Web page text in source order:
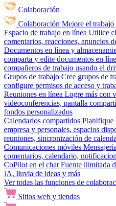
Colaboración
Colaboración Mejore el trabajo
Espacio de trabajo en línea Utilice
comentarios, reacciones, anuncios
Documentos en línea y
comparta y edite documentos en
compañeros de trabajo usando el
Grupos de trabajo Cree grupos de
configure permisos de acceso y
Reuniones en línea Logre más con
videoconferencias, pantalla
fondos personalizados
Calendarios compartidos Planifique
empresa y personales, espacios
reuniones, sincronización de
Comunicaciones móviles
comentarios, calendario,
CoPilot en el chat Fuente ilimitada
IA, lluvia de ideas y más
Ver todas las funciones de
Sitios web y tiendas